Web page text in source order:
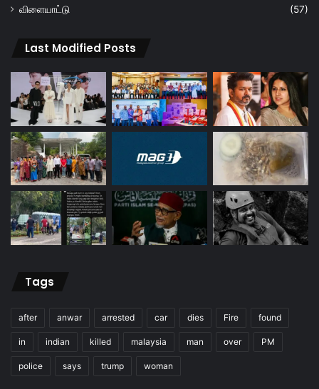
விளையாட்டு
(57)
Last Modified Posts
Tags
after anwar arrested car dies Fire found
in indian killed malaysia man over PM
police says trump woman